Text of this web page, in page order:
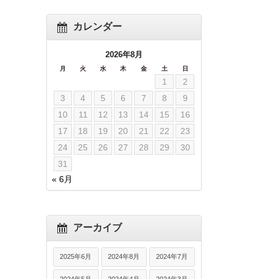
カレンダー
2026年8月
月 火 水 木 金 土 日
1
2
3
4 5 6 7 8
9
10
11 12 13 14 15
16
17
18 19 20 21 22
23
24
25 26 27 28 29
30
31
« 6月
アーカイブ
2025年6月 2024年8月 2024年7月